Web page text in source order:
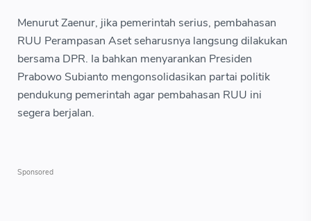
Menurut Zaenur, jika pemerintah serius, pembahasan
RUU Perampasan Aset seharusnya langsung dilakukan
bersama DPR. Ia bahkan menyarankan Presiden
Prabowo Subianto mengonsolidasikan partai politik
pendukung pemerintah agar pembahasan RUU ini
segera berjalan.